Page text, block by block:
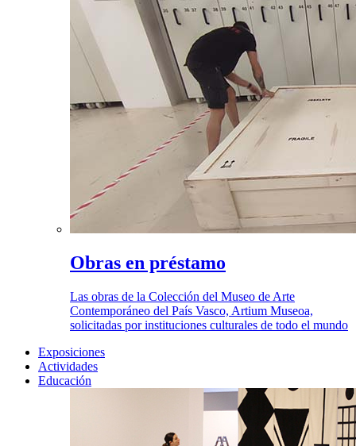
Obras en préstamo
Las obras de la Colección del Museo de Arte
Contemporáneo del País Vasco, Artium Museoa,
solicitadas por instituciones culturales de todo el mundo
Exposiciones
Actividades
Educación